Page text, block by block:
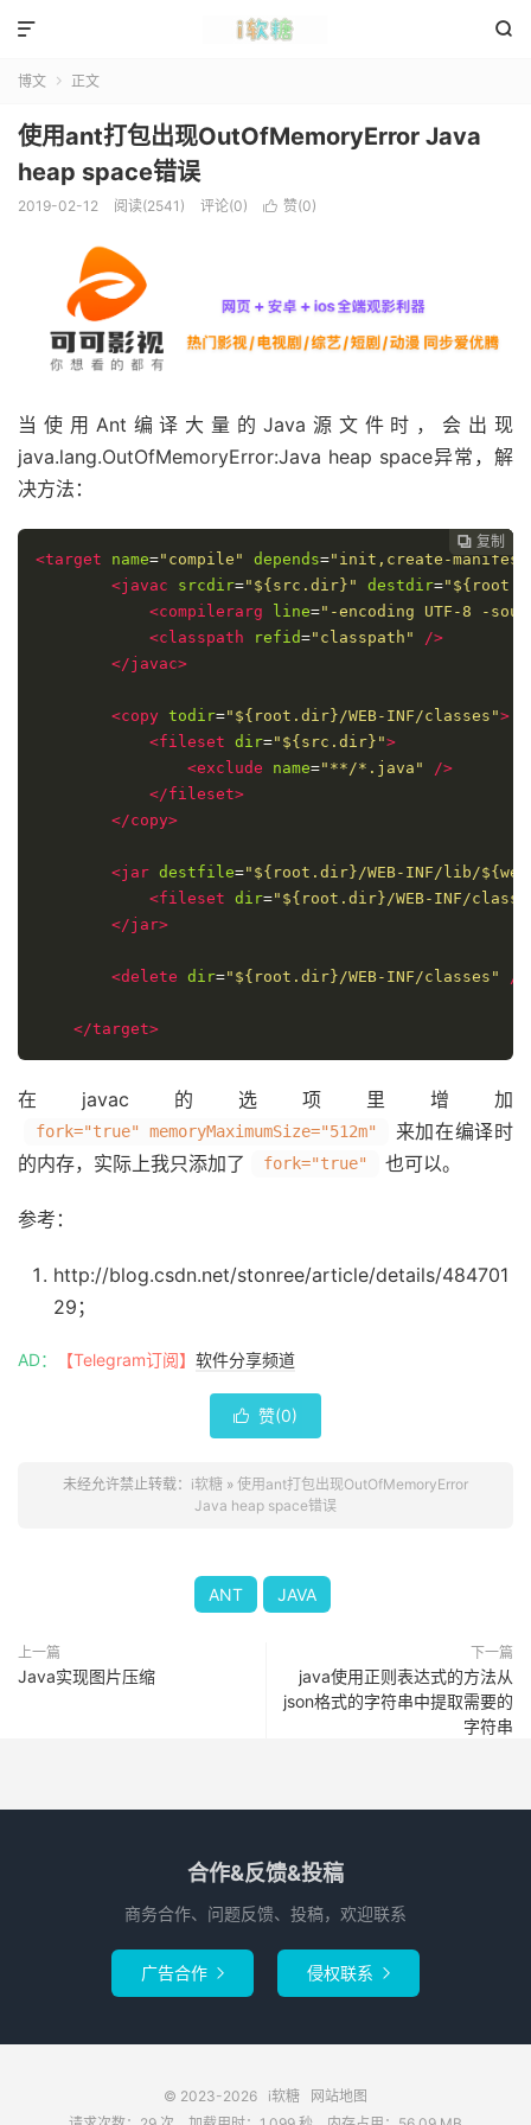


博文  正文
使用ant打包出现OutOfMemoryError Java
heap space错误
2019-02-12 阅读(2541) 评论(0)  赞(0)
当使用Ant编译大量的Java源文件时，会出现
java.lang.OutOfMemoryError:Java heap space异常，解
决方法：
 复制
 复制
 复制
<target
name="compile" depends="init,create-
<javac
srcdir="${src.dir}" destdir=
<compilerarg
line="-encoding UTF-8 -
<classpath
refid="classpath"
/>
</javac>
<copy todir="${root.dir}/WEB-INF/classes">
<fileset dir="${src.dir}">
<exclude
name="**/*.java"
/>
</fileset>
</copy>
<jar destfile="${root.dir}/WEB-INF/lib/
<fileset dir="${root.dir}/WEB-INF/
</jar>
<delete dir="${root.dir}/WEB-INF/classes" />
</target>
在javac的选项里增加
fork="true" memoryMaximumSize="512m"
来加在编译时
的内存，实际上我只添加了
fork="true" 也可以。
参考：
http://blog.csdn.net/stonree/article/details/484701
29；
AD： 【Telegram订阅】 软件分享频道
 赞(0)
未经允许禁止转载： i软糖 » 使用ant打包出现OutOfMemoryError
Java heap space错误
ANT JAVA
上一篇
Java实现图片压缩
下一篇
java使用正则表达式的方法从
json格式的字符串中提取需要的
字符串
合作&反馈&投稿
商务合作、问题反馈、投稿，欢迎联系
广告合作  侵权联系 
© 2023-2026 i软糖
网站地图